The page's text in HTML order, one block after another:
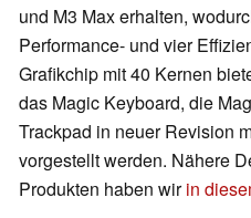
und M3 Max erhalten,
Performance- und vier
Grafikchip mit 40 Kernen
das Magic Keyboard, die
Trackpad in neuer Revision
vorgestellt werden. Nähere
Produkten haben wirin